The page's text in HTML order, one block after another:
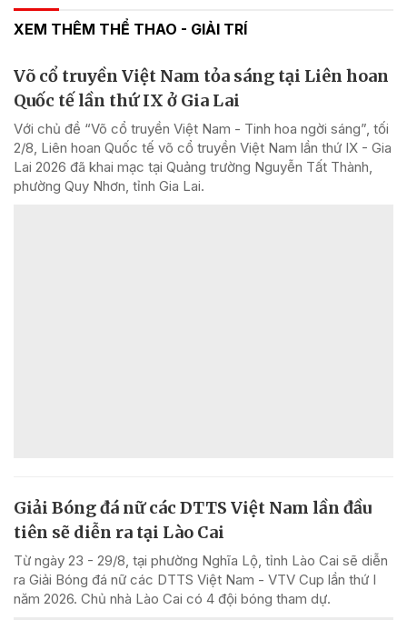
XEM THÊM THỂ THAO - GIẢI TRÍ
Võ cổ truyền Việt Nam tỏa sáng tại Liên hoan
Quốc tế lần thứ IX ở Gia Lai
Với chủ đề “Võ cổ truyền Việt Nam - Tinh hoa ngời sáng”, tối
2/8, Liên hoan Quốc tế võ cổ truyền Việt Nam lần thứ IX - Gia
Lai 2026 đã khai mạc tại Quảng trường Nguyễn Tất Thành,
phường Quy Nhơn, tỉnh Gia Lai.
Giải Bóng đá nữ các DTTS Việt Nam lần đầu
tiên sẽ diễn ra tại Lào Cai
Từ ngày 23 - 29/8, tại phường Nghĩa Lộ, tỉnh Lào Cai sẽ diễn
ra Giải Bóng đá nữ các DTTS Việt Nam - VTV Cup lần thứ I
năm 2026. Chủ nhà Lào Cai có 4 đội bóng tham dự.